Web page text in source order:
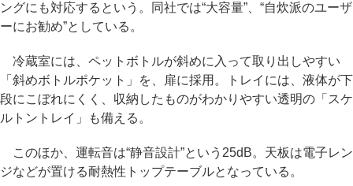
ングにも対応するという。同社では“大容量”、“自炊派のユーザ
ーにお勧め”としている。
冷蔵室には、ペットボトルが斜めに入って取り出しやすい
「斜めボトルポケット」を、扉に採用。トレイには、液体が下
段にこぼれにくく、収納したものがわかりやすい透明の「スケ
ルトントレイ」も備える。
このほか、運転音は“静音設計”という25dB。天板は電子レン
ジなどが置ける耐熱性トップテーブルとなっている。